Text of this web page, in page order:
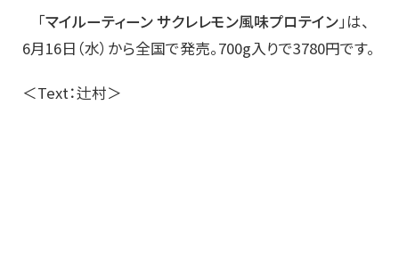
「マイルーティーン サクレレモン風味プロテイン」は、
6月16日（水）から全国で発売。700g入りで3780円です。
＜Text：辻村＞